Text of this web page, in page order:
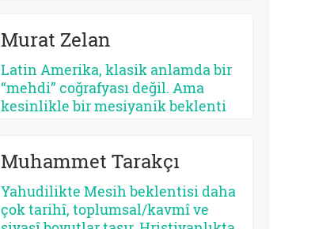
başarmıştır. Bu devrin, özellikle
devri olması tesadüf değildir.
Siyasi krizler kıyametçi
beklentileri tetiklemektedir.
Murat Zelan
Latin Amerika, klasik anlamda bir
“mehdi” coğrafyası değil. Ama
kesinlikle bir mesiyanik beklenti
beklemez, çoğu zaman kendi
yarasına benzeyen bir yüz arar. Bu
yüzden kıtanın azizleri
kusurludur, öfkelidir, bazen
Muhammet Tarakçı
Yahudilikte Mesih beklentisi daha
çok tarihî, toplumsal/kavmî ve